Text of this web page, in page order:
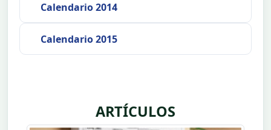
Calendario 2014
Calendario 2015
ARTÍCULOS